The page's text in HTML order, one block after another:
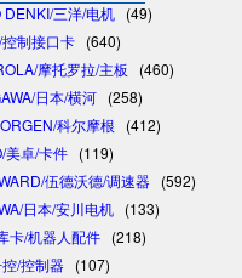
DENKI/三洋/电机 (49)
制接口卡 (640)
摩托罗拉/主板
(460)
日本/横河 (258)
科尔摩根
(412)
美卓/卡件 (119)
伍德沃德/调速器 (592)
日本/安川电机 (133)
卡/机器人配件 (218)
/控制器 (107)